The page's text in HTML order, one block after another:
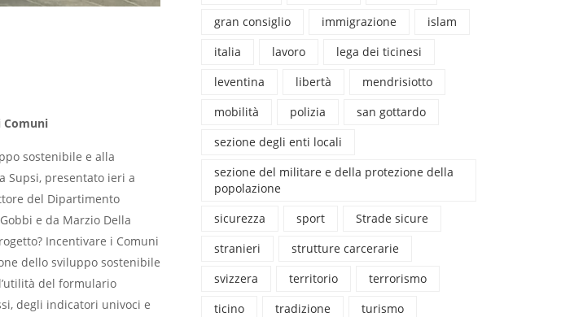
Comuni
sostenibile e alla
Supsi, presentato ieri a
del Dipartimento
e da Marzio Della
Incentivare i Comuni
dello sviluppo sostenibile
del formulario
degli indicatori univoci e
gran consiglio
immigrazione
islam
italia
lavoro
lega dei ticinesi
leventina
libertà
mendrisiotto
mobilità
polizia
san gottardo
sezione degli enti locali
sezione del militare e della protezione della
popolazione
sicurezza
sport
Strade sicure
stranieri
strutture carcerarie
svizzera
territorio
terrorismo
ticino
tradizione turismo